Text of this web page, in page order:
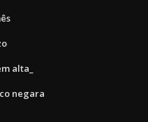
alta_
negara